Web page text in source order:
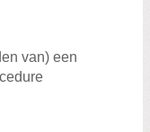
van) een